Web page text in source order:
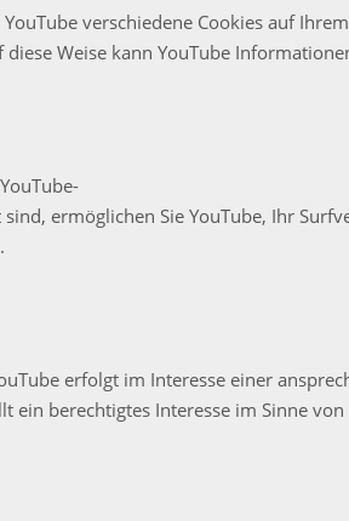
verschiedene Cookies auf
diese Weise kann YouTube
ermöglichen Sie YouTube, Ihr
erfolgt im Interesse einer
ein berechtigtes Interesse im Sinne